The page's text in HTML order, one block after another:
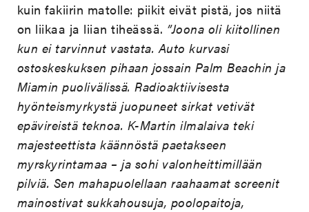
kuin fakiirin matolle: piikit eivät pistä, jos niitä
on liikaa ja liian tiheässä. ”Joona oli kiitollinen
kun ei tarvinnut vastata. Auto kurvasi
ostoskeskuksen pihaan jossain Palm Beachin ja
Miamin puolivälissä. Radioaktiivisesta
hyönteismyrkystä juopuneet sirkat vetivät
epävireistä teknoa. K-Martin ilmalaiva teki
majesteettista käännöstä paetakseen
myrskyrintamaa – ja sohi valonheittimillään
pilviä. Sen mahapuolellaan raahaamat screenit
mainostivat sukkahousuja, poolopaitoja,